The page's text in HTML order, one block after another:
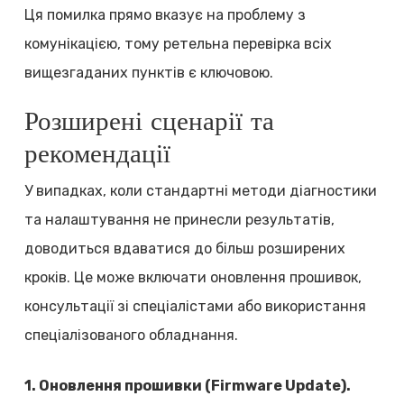
Ця помилка прямо вказує на проблему з
комунікацією, тому ретельна перевірка всіх
вищезгаданих пунктів є ключовою.
Розширені сценарії та
рекомендації
У випадках, коли стандартні методи діагностики
та налаштування не принесли результатів,
доводиться вдаватися до більш розширених
кроків. Це може включати оновлення прошивок,
консультації зі спеціалістами або використання
спеціалізованого обладнання.
1. Оновлення прошивки (Firmware Update).